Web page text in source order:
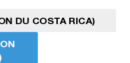
DU COSTA RICA)